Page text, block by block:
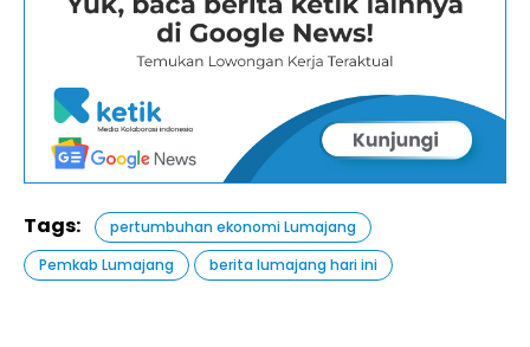
Tags:
pertumbuhan ekonomi Lumajang
Pemkab Lumajang
berita lumajang hari ini